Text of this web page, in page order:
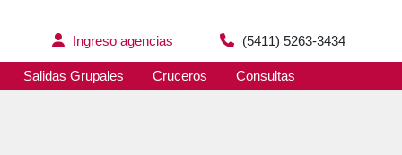
Ingreso agencias (5411) 5263-3434
Salidas Grupales Cruceros Consultas